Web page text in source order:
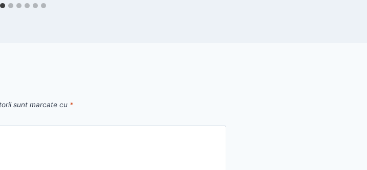
sunt marcate cu *